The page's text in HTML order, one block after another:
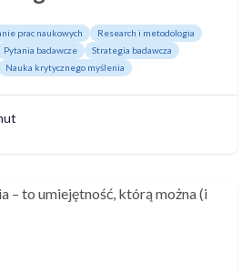
prac naukowych
Research i metodologia
Pytania badawcze
Strategia badawcza
Nauka krytycznego myślenia